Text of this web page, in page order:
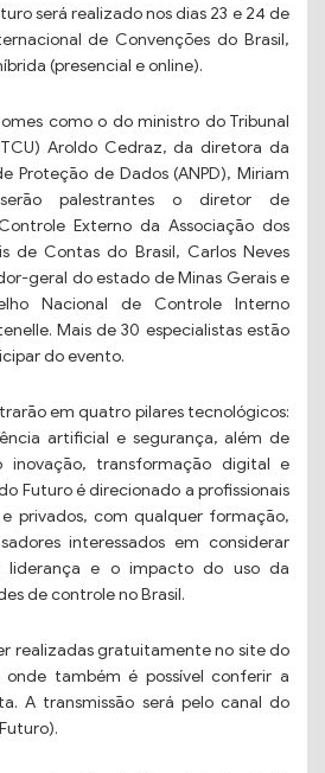
será realizado nos dias 23 e 24 de
de Convenções do Brasil,
(presencial e online).
como o do ministro do Tribunal
Aroldo Cedraz, da diretora da
Proteção de Dados (ANPD), Miriam
palestrantes o diretor de
Externo da Associação dos
de Contas do Brasil, Carlos Neves
geral do estado de Minas Gerais e
Nacional de Controle Interno
Mais de 30 especialistas estão
do evento.
em quatro pilares tecnológicos:
artificial e segurança, além de
inovação, transformação digital e
Futuro é direcionado a profissionais
privados, com qualquer formação,
interessados em considerar
liderança e o impacto do uso da
de controle no Brasil.
realizadas gratuitamente no site do
onde também é possível conferir a
A transmissão será pelo canal do